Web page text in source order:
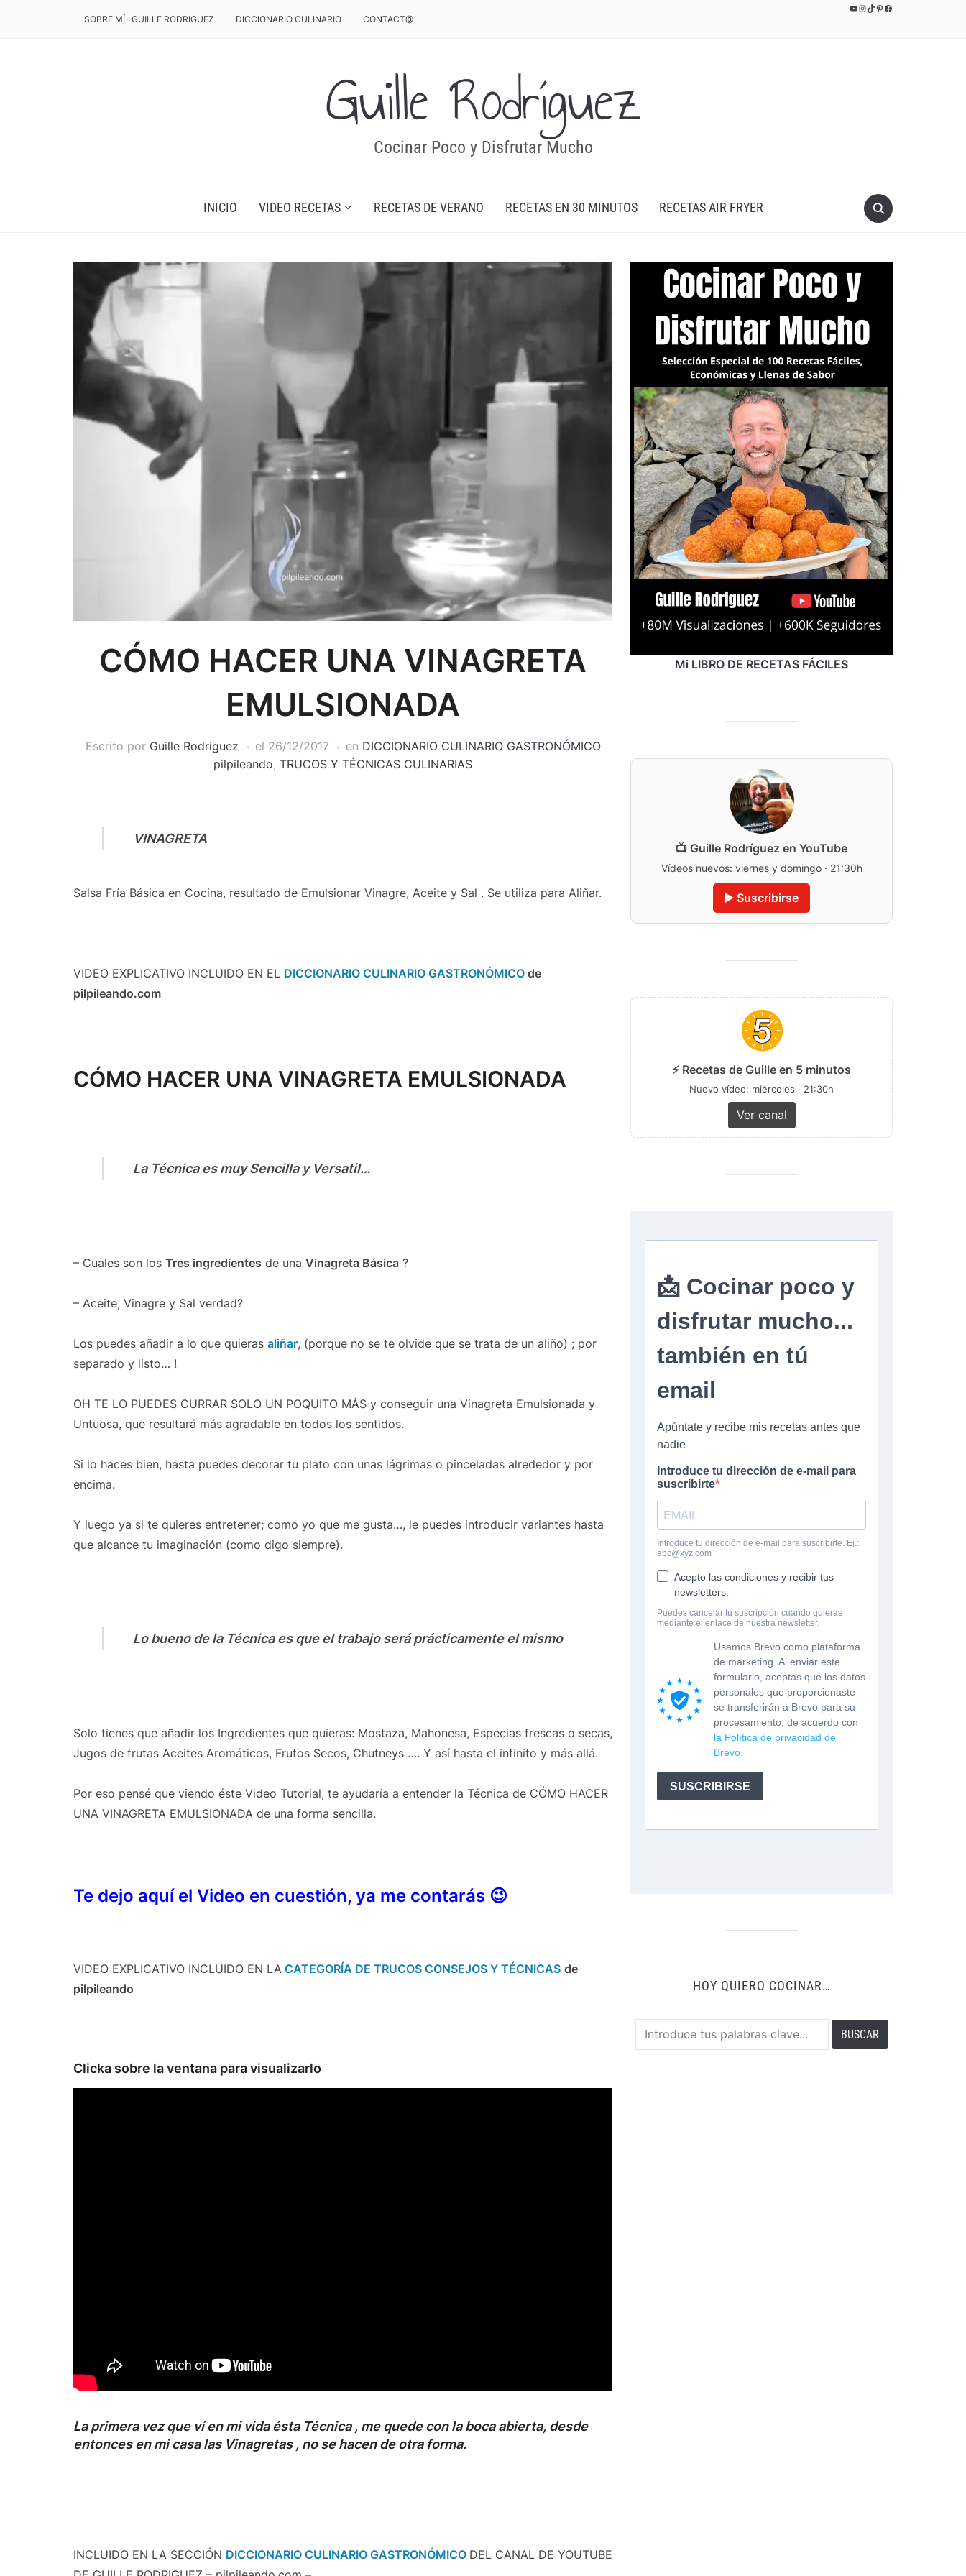
YouTube
Instagram
TikTok
Pinterest
Facebook
SOBRE MÍ- GUILLE RODRIGUEZ DICCIONARIO CULINARIO CONTACT@
Guille Rodríguez
Cocinar Poco y Disfrutar Mucho
INICIO VIDEO RECETAS RECETAS DE VERANO RECETAS EN 30 MINUTOS RECETAS AIR FRYER
CÓMO HACER UNA VINAGRETA
EMULSIONADA
Escrito por Guille Rodriguez el 26/12/2017 en DICCIONARIO CULINARIO GASTRONÓMICO
pilpileando, TRUCOS Y TÉCNICAS CULINARIAS
VINAGRETA
Salsa Fría Básica en Cocina, resultado de Emulsionar Vinagre, Aceite y Sal . Se utiliza para Aliñar.
VIDEO EXPLICATIVO INCLUIDO EN EL DICCIONARIO CULINARIO GASTRONÓMICO de
pilpileando.com
CÓMO HACER UNA VINAGRETA EMULSIONADA
La Técnica es muy Sencilla y Versatil…
– Cuales son los Tres ingredientes de una Vinagreta Básica ?
– Aceite, Vinagre y Sal verdad?
Los puedes añadir a lo que quieras aliñar, (porque no se te olvide que se trata de un aliño) ; por
separado y listo… !
OH TE LO PUEDES CURRAR SOLO UN POQUITO MÁS y conseguir una Vinagreta Emulsionada y
Untuosa, que resultará más agradable en todos los sentidos.
Si lo haces bien, hasta puedes decorar tu plato con unas lágrimas o pinceladas alrededor y por
encima.
Y luego ya si te quieres entretener; como yo que me gusta…, le puedes introducir variantes hasta
que alcance tu imaginación (como digo siempre).
Lo bueno de la Técnica es que el trabajo será prácticamente el mismo
Solo tienes que añadir los Ingredientes que quieras: Mostaza, Mahonesa, Especias frescas o secas,
Jugos de frutas Aceites Aromáticos, Frutos Secos, Chutneys …. Y así hasta el infinito y más allá.
Por eso pensé que viendo éste Video Tutorial, te ayudaría a entender la Técnica de CÓMO HACER
UNA VINAGRETA EMULSIONADA de una forma sencilla.
Te dejo aquí el Video en cuestión, ya me contarás 😉
VIDEO EXPLICATIVO INCLUIDO EN LA CATEGORÍA DE TRUCOS CONSEJOS Y TÉCNICAS de
pilpileando
Clicka sobre la ventana para visualizarlo
La primera vez que ví en mi vida ésta Técnica , me quede con la boca abierta, desde
entonces en mi casa las Vinagretas , no se hacen de otra forma.
INCLUIDO EN LA SECCIÓN DICCIONARIO CULINARIO GASTRONÓMICO DEL CANAL DE YOUTUBE
Mi LIBRO DE RECETAS FÁCILES
📺 Guille Rodríguez en YouTube
Vídeos nuevos: viernes y domingo · 21:30h
▶️ Suscribirse
⚡ Recetas de Guille en 5 minutos
Nuevo vídeo: miércoles · 21:30h
Ver canal
HOY QUIERO COCINAR…